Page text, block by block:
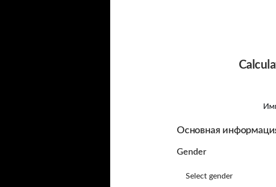
Основная
Gender
Select gender